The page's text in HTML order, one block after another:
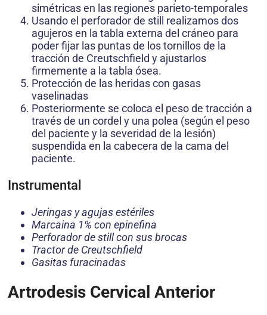
simétricas en las regiones parieto-temporales
Usando el perforador de still realizamos dos
agujeros en la tabla externa del cráneo para
poder fijar las puntas de los tornillos de la
tracción de Creutschfield y ajustarlos
firmemente a la tabla ósea.
Protección de las heridas con gasas
vaselinadas
Posteriormente se coloca el peso de tracción a
través de un cordel y una polea (según el peso
del paciente y la severidad de la lesión)
suspendida en la cabecera de la cama del
paciente.
Instrumental
Jeringas y agujas estériles
Marcaina 1% con epinefina
Perforador de still con sus brocas
Tractor de Creutschfield
Gasitas furacinadas
Artrodesis Cervical Anterior